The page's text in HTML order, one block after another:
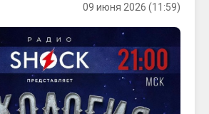
09 июня 2026 (11:59)